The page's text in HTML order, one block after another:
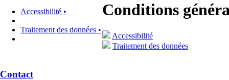
Accessibilité •
Traitement des données •
Conditions
Accessibilité
Traitement des données
Contact